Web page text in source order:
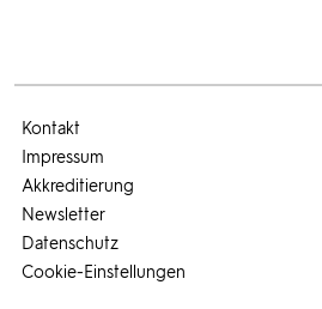
Kontakt
Impressum
Akkreditierung
Newsletter
Datenschutz
Cookie-Einstellungen